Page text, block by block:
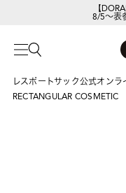
【
8/5～
レスポートサック公式オンラ
RECTANGULAR COSMETIC